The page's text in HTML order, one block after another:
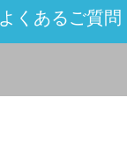
よくあるご質問